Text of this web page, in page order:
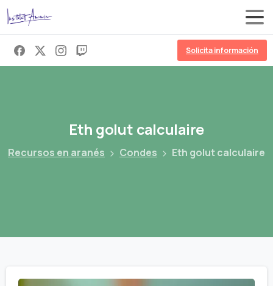
Solicita información
Eth golut calculaire
Recursos en aranés Condes Eth golut calculaire